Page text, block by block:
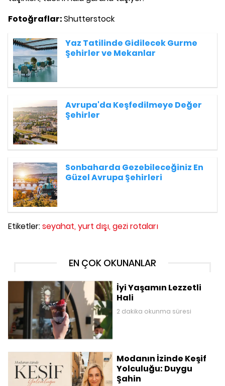
Fotoğraflar:Shutterstock
Yaz Tatilinde Gidilecek Gurme
Şehirler ve Mekanlar
Avrupa'da Keşfedilmeye Değer
Şehirler
Sonbaharda Gezebileceğiniz En
Güzel Avrupa Şehirleri
Etiketler:seyahat,yurt dışı,gezi rotaları
EN ÇOK OKUNANLAR
İyi Yaşamın Lezzetli
Hali
2 dakika okunma süresi
Modanın İzinde Keşif
Yolculuğu: Duygu
Şahin